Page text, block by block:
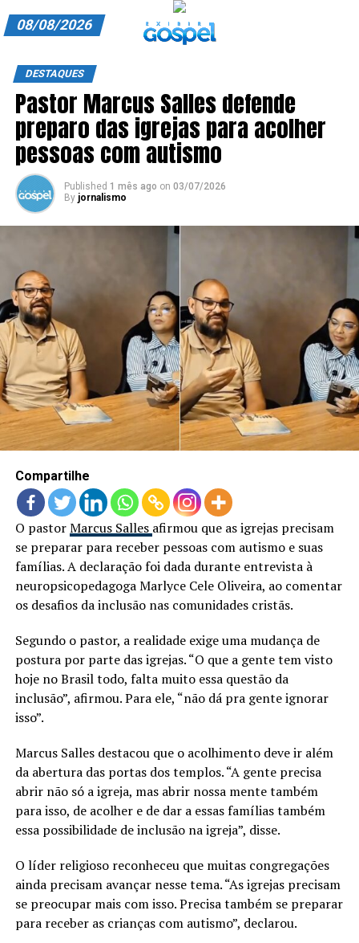
ANUNCIE CONOSCO
ASSINE
CARRINHO
EDITORIAL
EXPEDIENTE
FINALIZAR COMPRA
HOME
LANÇAMENTOS
08/08/2026
DESTAQUES
Pastor Marcus Salles defende
preparo das igrejas para acolher
pessoas com autismo
Published 1 mês ago on 03/07/2026
By jornalismo
Compartilhe
O pastorMarcus Salles afirmou que as igrejas precisam
se preparar para receber pessoas com autismo e suas
famílias. A declaração foi dada durante entrevista à
neuropsicopedagoga Marlyce Cele Oliveira, ao comentar
os desafios da inclusão nas comunidades cristãs.
Segundo o pastor, a realidade exige uma mudança de
postura por parte das igrejas. “O que a gente tem visto
hoje no Brasil todo, falta muito essa questão da
inclusão”, afirmou. Para ele, “não dá pra gente ignorar
isso”.
Marcus Salles destacou que o acolhimento deve ir além
da abertura das portas dos templos. “A gente precisa
abrir não só a igreja, mas abrir nossa mente também
para isso, de acolher e de dar a essas famílias também
essa possibilidade de inclusão na igreja”, disse.
O líder religioso reconheceu que muitas congregações
ainda precisam avançar nesse tema. “As igrejas precisam
se preocupar mais com isso. Precisa também se preparar
para receber as crianças com autismo”, declarou.